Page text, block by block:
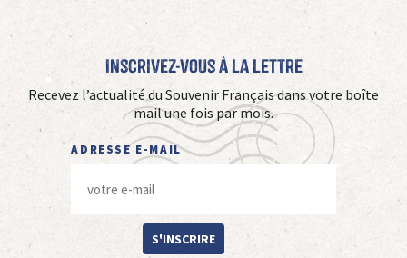
Inscrivez-vous à La Lettre
Recevez l’actualité du Souvenir Français dans votre boîte
mail une fois par mois.
ADRESSE E-MAIL
S'INSCRIRE